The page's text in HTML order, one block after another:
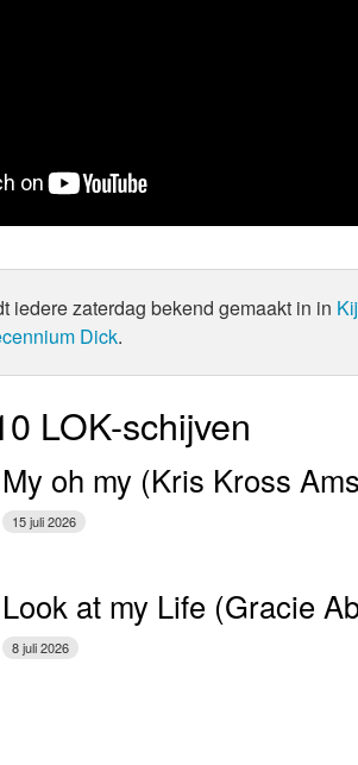
iedere zaterdag bekend gemaakt in in
Dick.
LOK-schijven
My oh my (Kris Kross
15 juli 2026
Look at my Life (Gracie
8 juli 2026